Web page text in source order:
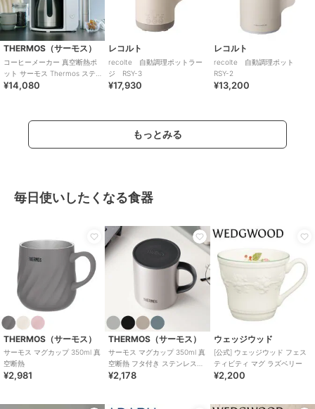
THERMOS（サーモス）
コーヒーメーカー 真空断熱ポ
ット サーモス Thermos ステ
ンレス ECK-1000 ECH
¥14,080
レコルト
recolte 自動調理ポットラー
ジ RSY-3
¥17,930
レコルト
recolte 自動調理ポット
RSY-2
¥13,200
もっとみる
毎日使いしたくなる食器
THERMOS（サーモス）
サーモス マグカップ 350ml 真
空断熱
¥2,981
THERMOS（サーモス）
サーモス マグカップ 350ml 真
空断熱 フタ付き ステンレス
JDG-352
¥2,178
ウェッジウッド
[公式] ウェッジウッド フェス
ティビティ マグ ラズベリー
¥2,200